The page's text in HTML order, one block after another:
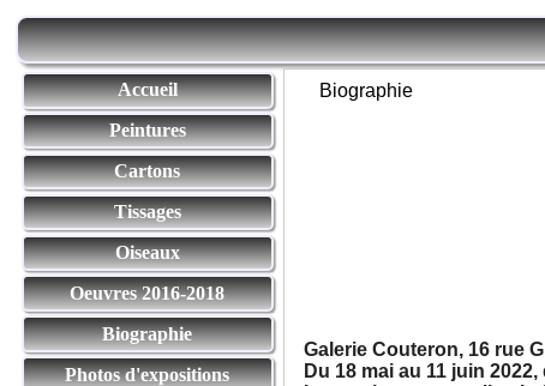
Accueil
Peintures
Cartons
Tissages
Oiseaux
Oeuvres 2016-2018
Biographie
Photos d'expositions
Biographie
Galerie Couteron, 16 rue
Du 18 mai au 11 juin